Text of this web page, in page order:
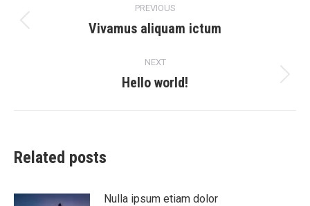
navigation
PREVIOUS
Previous
Vivamus aliquam ictum
NEXT
Next
Hello world!
Related posts
Nulla ipsum etiam dolor